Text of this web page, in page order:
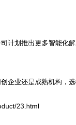
计划推出更多智能化
业还是成熟机构，
23.html